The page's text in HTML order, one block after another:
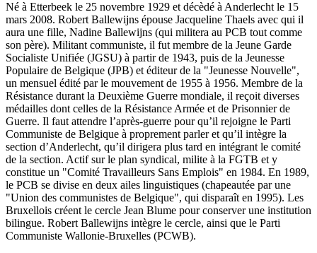
Né à Etterbeek le 25 novembre 1929 et décèdé à Anderlecht le 15
mars 2008. Robert Ballewijns épouse Jacqueline Thaels avec qui il
aura une fille, Nadine Ballewijns (qui militera au PCB tout comme
son père). Militant communiste, il fut membre de la Jeune Garde
Socialiste Unifiée (JGSU) à partir de 1943, puis de la Jeunesse
Populaire de Belgique (JPB) et éditeur de la "Jeunesse Nouvelle",
un mensuel édité par le mouvement de 1955 à 1956. Membre de la
Résistance durant la Deuxième Guerre mondiale, il reçoit diverses
médailles dont celles de la Résistance Armée et de Prisonnier de
Guerre. Il faut attendre l’après-guerre pour qu’il rejoigne le Parti
Communiste de Belgique à proprement parler et qu’il intègre la
section d’Anderlecht, qu’il dirigera plus tard en intégrant le comité
de la section. Actif sur le plan syndical, milite à la FGTB et y
constitue un "Comité Travailleurs Sans Emplois" en 1984. En 1989,
le PCB se divise en deux ailes linguistiques (chapeautée par une
"Union des communistes de Belgique", qui disparaît en 1995). Les
Bruxellois créent le cercle Jean Blume pour conserver une institution
bilingue. Robert Ballewijns intègre le cercle, ainsi que le Parti
Communiste Wallonie-Bruxelles (PCWB).